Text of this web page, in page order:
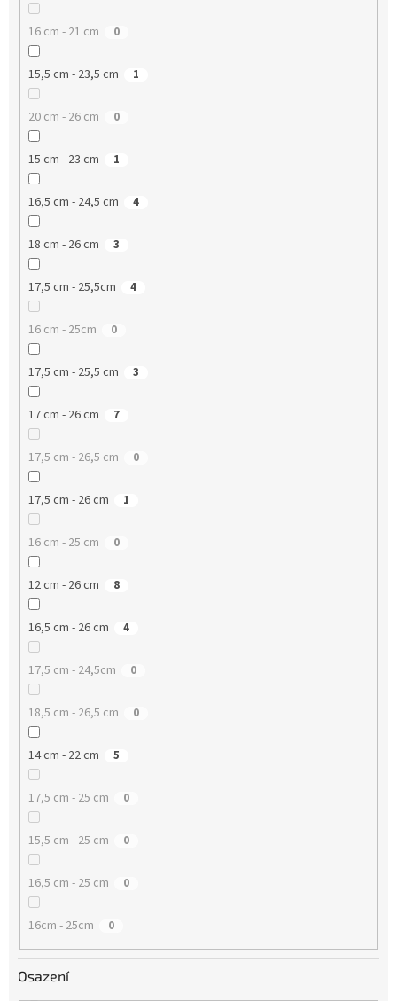
16 cm - 21 cm 0
15,5 cm - 23,5 cm 1
20 cm - 26 cm 0
15 cm - 23 cm 1
16,5 cm - 24,5 cm 4
18 cm - 26 cm 3
17,5 cm - 25,5cm 4
16 cm - 25cm 0
17,5 cm - 25,5 cm 3
17 cm - 26 cm 7
17,5 cm - 26,5 cm 0
17,5 cm - 26 cm 1
16 cm - 25 cm 0
12 cm - 26 cm 8
16,5 cm - 26 cm 4
17,5 cm - 24,5cm 0
18,5 cm - 26,5 cm 0
14 cm - 22 cm 5
17,5 cm - 25 cm 0
15,5 cm - 25 cm 0
16,5 cm - 25 cm 0
16cm - 25cm 0
Osazení